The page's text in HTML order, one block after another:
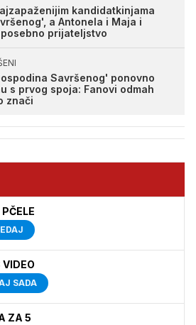
kandidatkinjama
a Antonela i Maja i
prijateljstvo
Savršenog' ponovno
s prvog spoja: Fanovi odmah
znači
VIDEO
SADA
ZA 5